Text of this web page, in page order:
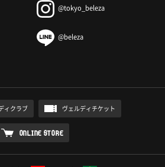
@tokyo_beleza
@beleza
ィクラブ ヴェルディチケット
ONLINE STORE